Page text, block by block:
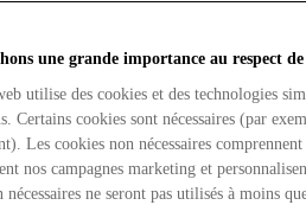
une grande importance au respect
utilise des cookies et des technologies
Certains cookies sont nécessaires (par
Les cookies non nécessaires
nos campagnes marketing et
nécessaires ne seront pas utilisés à moins